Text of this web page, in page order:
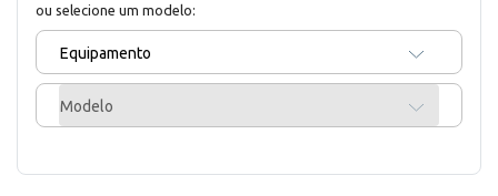
ou selecione um modelo:
Equipamento
Modelo